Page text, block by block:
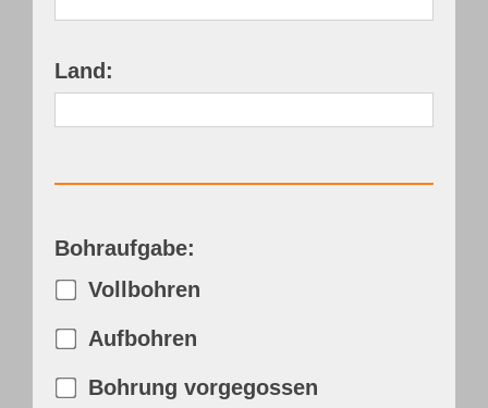
Land:
Bohraufgabe:
Vollbohren
Aufbohren
Bohrung vorgegossen